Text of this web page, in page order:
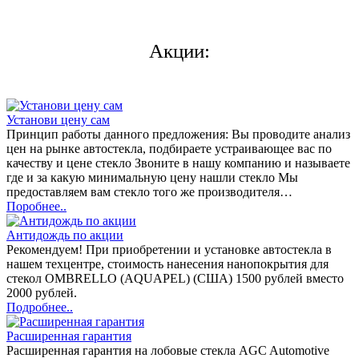
Акции:
Установи цену сам
Принцип работы данного предложения: Вы проводите анализ
цен на рынке автостекла, подбираете устраивающее вас по
качеству и цене стекло Звоните в нашу компанию и называете
где и за какую минимальную цену нашли стекло Мы
предоставляем вам стекло того же производителя…
Поробнее..
Антидождь по акции
Рекомендуем! При приобретении и установке автостекла в
нашем техцентре, стоимость нанесения нанопокрытия для
стекол OMBRELLO (AQUAPEL) (США) 1500 рублей вместо
2000 рублей.
Подробнее..
Расширенная гарантия
Расширенная гарантия на лобовые стекла AGC Automotive